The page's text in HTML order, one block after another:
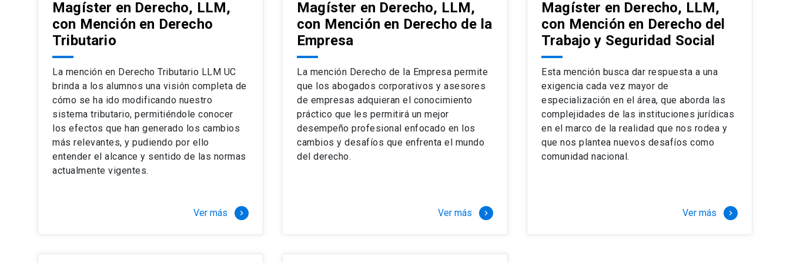
Magíster en Derecho, LLM,
con Mención en Derecho
Tributario
La mención en Derecho Tributario LLM UC
brinda a los alumnos una visión completa de
cómo se ha ido modificando nuestro
sistema tributario, permitiéndole conocer
los efectos que han generado los cambios
más relevantes, y pudiendo por ello
entender el alcance y sentido de las normas
actualmente vigentes.
Ver más keyboard_arrow_right
Magíster en Derecho, LLM,
con Mención en Derecho de la
Empresa
La mención Derecho de la Empresa permite
que los abogados corporativos y asesores
de empresas adquieran el conocimiento
práctico que les permitirá un mejor
desempeño profesional enfocado en los
cambios y desafíos que enfrenta el mundo
del derecho.
Ver más keyboard_arrow_right
Magíster en Derecho, LLM,
con Mención en Derecho del
Trabajo y Seguridad Social
Esta mención busca dar respuesta a una
exigencia cada vez mayor de
especialización en el área, que aborda las
complejidades de las instituciones jurídicas
en el marco de la realidad que nos rodea y
que nos plantea nuevos desafíos como
comunidad nacional.
Ver más keyboard_arrow_right